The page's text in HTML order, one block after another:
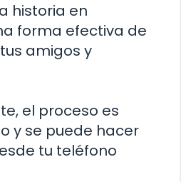
historia en
forma efectiva de
amigos y
el proceso es
y se puede hacer
tu teléfono